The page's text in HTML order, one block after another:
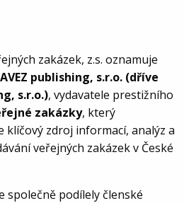
zakázek, z.s. oznamuje
publishing, s.r.o. (dříve
s.r.o.), vydavatele prestižního
zakázky, který
zdroj informací, analýz a
veřejných zakázek v České
společně podílely členské